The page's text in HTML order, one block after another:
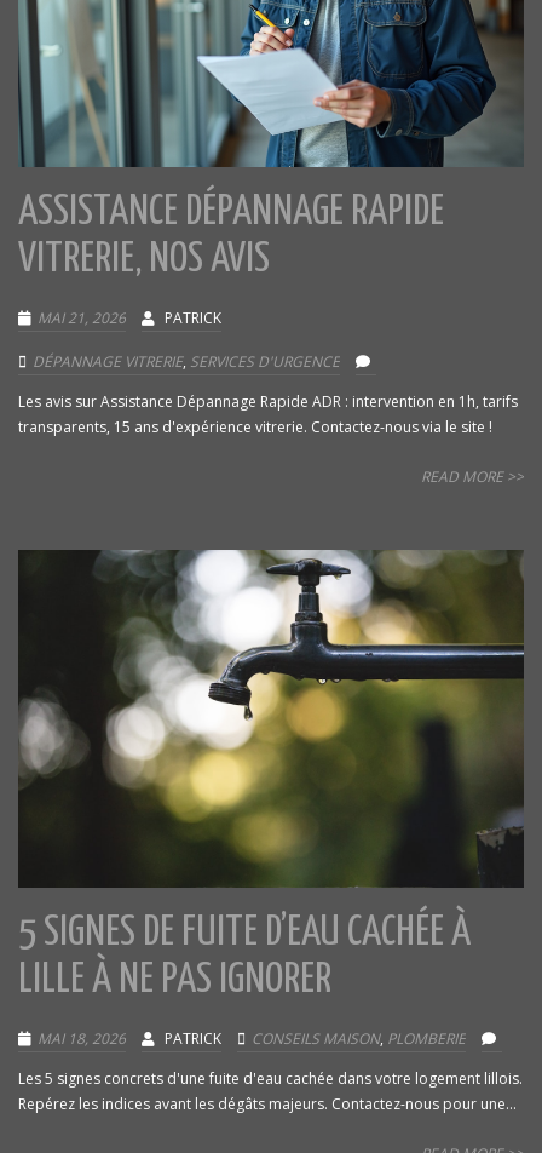
ASSISTANCE DÉPANNAGE RAPIDE
VITRERIE, NOS AVIS
MAI 21, 2026 PATRICK
DÉPANNAGE VITRERIE, SERVICES D'URGENCE
Les avis sur Assistance Dépannage Rapide ADR : intervention en 1h, tarifs
transparents, 15 ans d'expérience vitrerie. Contactez-nous via le site !
READ MORE >>
5 SIGNES DE FUITE D’EAU CACHÉE À
LILLE À NE PAS IGNORER
MAI 18, 2026 PATRICK CONSEILS MAISON, PLOMBERIE
Les 5 signes concrets d'une fuite d'eau cachée dans votre logement lillois.
Repérez les indices avant les dégâts majeurs. Contactez-nous pour une...